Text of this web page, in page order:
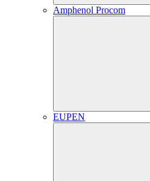
Amphenol Procom
EUPEN